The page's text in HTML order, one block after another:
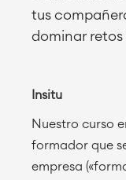
tus
dominar
Insitu
Nuestro curso
formador que
empresa